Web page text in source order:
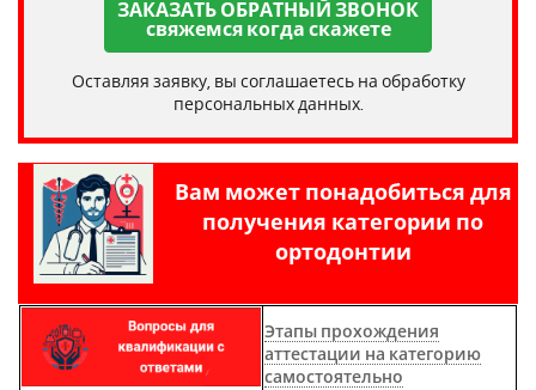
ЗАКАЗАТЬ ОБРАТНЫЙ ЗВОНОК
свяжемся когда скажете
Оставляя заявку, вы соглашаетесь на обработку
персональных данных.
Вам может понадобиться для
получения категории по
ортодонтии
Этапы прохождения
аттестации на категорию
самостоятельно